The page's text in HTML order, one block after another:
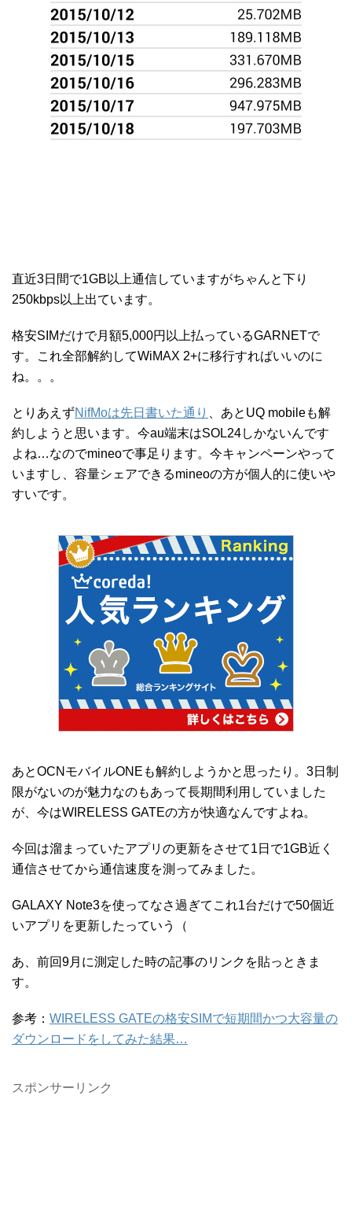
直近3日間で1GB以上通信していますがちゃんと下り
250kbps以上出ています。
格安SIMだけで月額5,000円以上払っているGARNETで
す。これ全部解約してWiMAX 2+に移行すればいいのに
ね。。。
とりあえずNifMoは先日書いた通り
、あとUQ mobileも解
約しようと思います。今au端末はSOL24しかないんです
よね…なのでmineoで事足ります。今キャンペーンやって
いますし、容量シェアできるmineoの方が個人的に使いや
すいです。
あとOCNモバイルONEも解約しようかと思ったり。3日制
限がないのが魅力なのもあって長期間利用していました
が、今はWIRELESS GATEの方が快適なんですよね。
今回は溜まっていたアプリの更新をさせて1日で1GB近く
通信させてから通信速度を測ってみました。
GALAXY Note3を使ってなさ過ぎてこれ1台だけで50個近
いアプリを更新したっていう（
あ、前回9月に測定した時の記事のリンクを貼っときま
す。
参考： WIRELESS GATEの格安SIMで短期間かつ大容量の
ダウンロードをしてみた結果…
スポンサーリンク